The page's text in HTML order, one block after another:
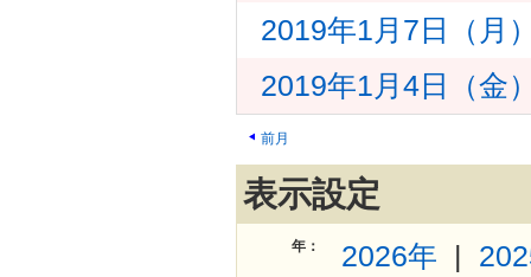
2019年1月7日（月
2019年1月4日（金
前月
表示設定
年： 2026年 |